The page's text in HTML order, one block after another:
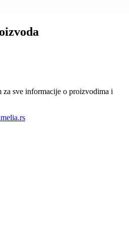
sve informacije o proizvodima i